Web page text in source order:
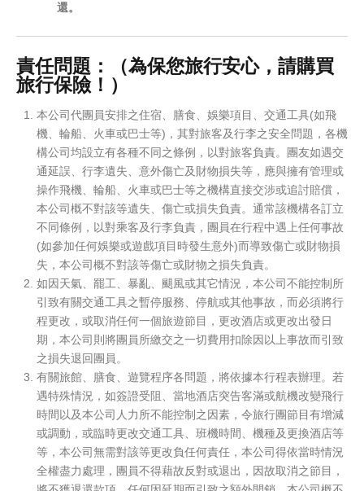
還。
責任問題：（為保您旅行安心，請購買
旅行保險！）
本公司代團員安排之住宿、膳食、娛樂項目、交通工具(如飛
機、輪船、火車或巴士等)，其對旅客及行李之安全問題，各機
構公司均設立有各種不同之條例，以對旅客負責。團友如遇交
通延誤、行李遺失、意外傷亡及財物損失等，應與擁有管理或
操作飛機、輪船、火車或巴士等之機構直接交涉或追討賠償，
本公司概不對該等遺失、傷亡或損失負責。通常該機構各訂立
不同條例，以對乘客及行李負責，團員在行程中遇上任何事故
(如參加任何娛樂或遊戲項目時發生意外)而導致傷亡或財物損
失，本公司概不對該等傷亡或財物之損失負責。
如因天氣、罷工、暴亂、颶風或其它情況，本公司不能控制所
引致有關交通工具之暫停服務、停航或其他事故，而必須將行
程更改，或取消任何一個旅遊節目，更改酒店或更改出發日
期，本公司則將團員所繳交之一切費用扣除因以上事故而引致
之損失退回團員。
有關旅館、膳食、遊覽程序各問題，將依據本行程表辦理。若
遇特殊情況，如簽證受阻、當地酒店突告客滿或航機改變飛行
時間以及本公司人力所不能控制之因素，令旅行團節目有增減
或調動，或臨時更改交通工具、班機時間、機種及更換酒店等
等，本公司無需對該等更改負任何責任，本公司得依當時情況
全權盡力處理，團員不得藉故反對或退出，因故取消之節目，